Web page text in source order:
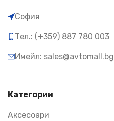
София
Тел.: (+359) 887 780 003
Имейл: sales@avtomall.bg
Категории
Аксесоари